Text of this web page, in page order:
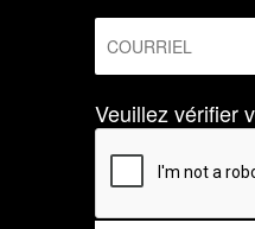
Veuillez vérifier